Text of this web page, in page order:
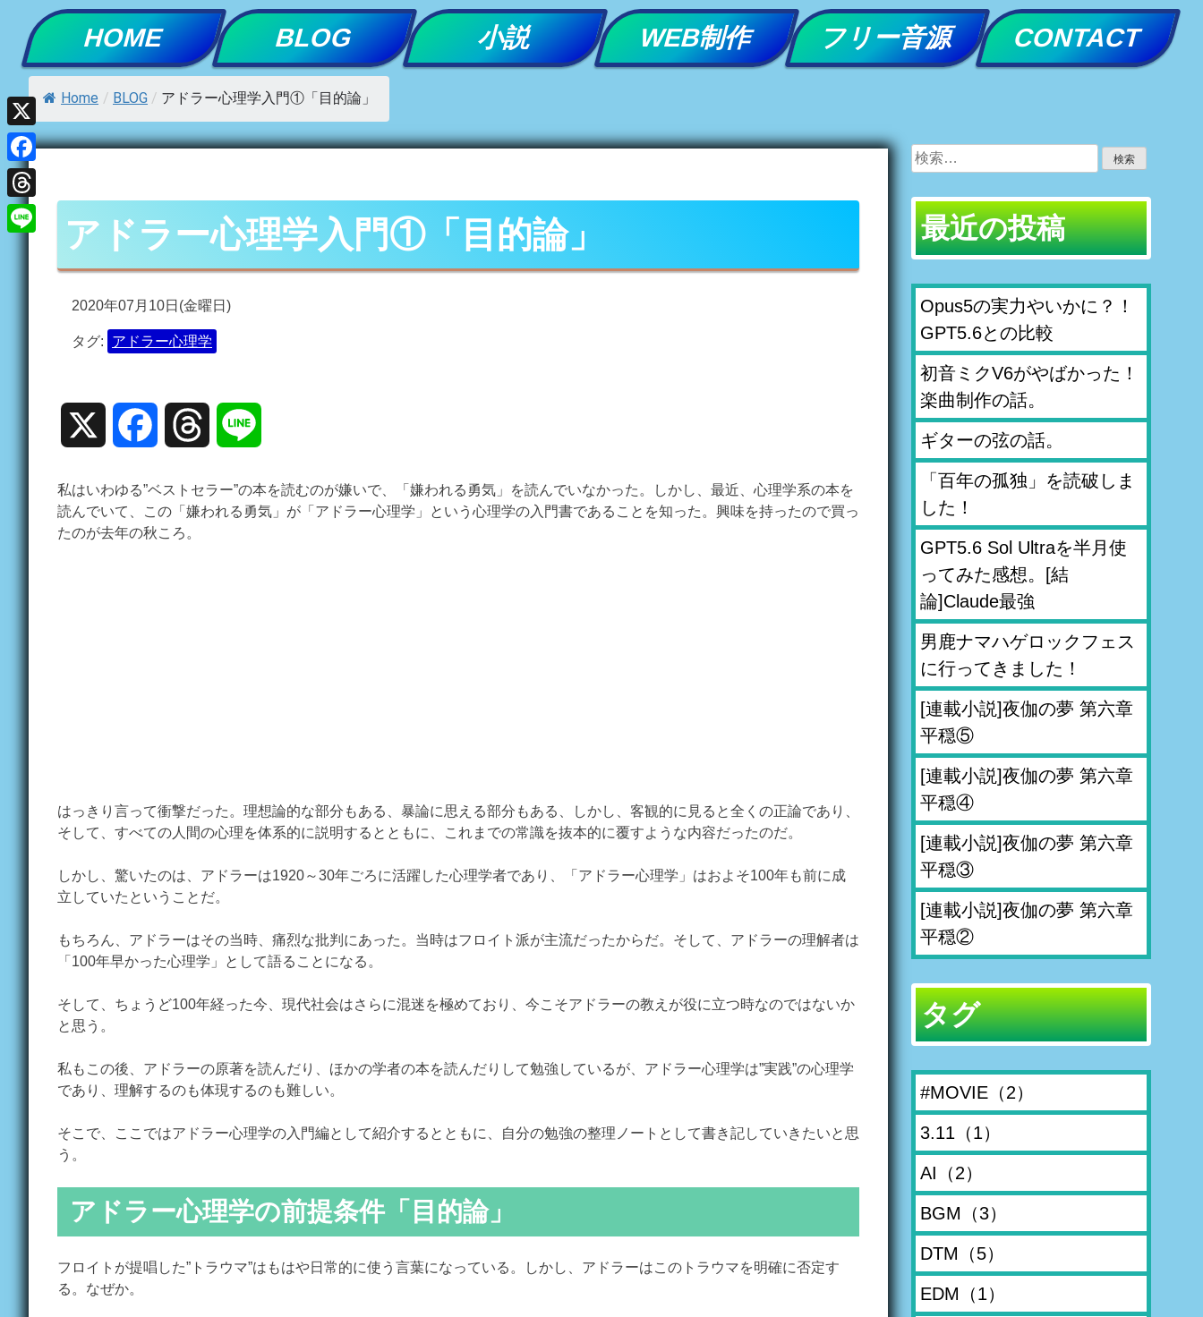
Skip
to
content
HOME BLOG 小説 WEB制作 フリー音源 CONTACT
Home / BLOG / アドラー心理学入門①「目的論」
アドラー心理学入門①「目的論」
2020年07月10日(金曜日)
タグ: アドラー心理学
Facebook Threads
私はいわゆる”ベストセラー”の本を読むのが嫌いで、「嫌われる勇気」を読んでいなかった。しかし、最近、心理学系の本を
読んでいて、この「嫌われる勇気」が「アドラー心理学」という心理学の入門書であることを知った。興味を持ったので買っ
たのが去年の秋ころ。
はっきり言って衝撃だった。理想論的な部分もある、暴論に思える部分もある、しかし、客観的に見ると全くの正論であり、
そして、すべての人間の心理を体系的に説明するとともに、これまでの常識を抜本的に覆すような内容だったのだ。
しかし、驚いたのは、アドラーは1920～30年ごろに活躍した心理学者であり、「アドラー心理学」はおよそ100年も前に成
立していたということだ。
もちろん、アドラーはその当時、痛烈な批判にあった。当時はフロイト派が主流だったからだ。そして、アドラーの理解者は
「100年早かった心理学」として語ることになる。
そして、ちょうど100年経った今、現代社会はさらに混迷を極めており、今こそアドラーの教えが役に立つ時なのではないか
と思う。
私もこの後、アドラーの原著を読んだり、ほかの学者の本を読んだりして勉強しているが、アドラー心理学は”実践”の心理学
であり、理解するのも体現するのも難しい。
そこで、ここではアドラー心理学の入門編として紹介するとともに、自分の勉強の整理ノートとして書き記していきたいと思
う。
アドラー心理学の前提条件「目的論」
フロイトが提唱した”トラウマ”はもはや日常的に使う言葉になっている。しかし、アドラーはこのトラウマを明確に否定す
る。なぜか。
検
索:
最近の投稿
Opus5の実力やいかに？！
GPT5.6との比較
初音ミクV6がやばかった！
楽曲制作の話。
ギターの弦の話。
「百年の孤独」を読破しま
した！
GPT5.6 Sol Ultraを半月使
ってみた感想。[結
論]Claude最強
男鹿ナマハゲロックフェス
に行ってきました！
[連載小説]夜伽の夢 第六章
平穏⑤
[連載小説]夜伽の夢 第六章
平穏④
[連載小説]夜伽の夢 第六章
平穏③
[連載小説]夜伽の夢 第六章
平穏②
タグ
#MOVIE（2）
3.11 （1）
AI （2）
BGM （3）
DTM （5）
EDM （1）
X
Facebook
Threads